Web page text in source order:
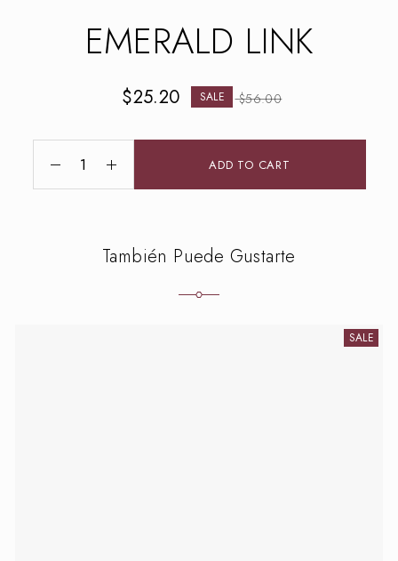
EMERALD LINK
SALE $56.00
$25.20
ADD TO CART
También Puede Gustarte
SALE